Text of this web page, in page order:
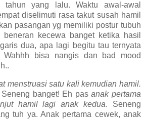
yang lalu. Waktu awal-awal
diselimuti rasa takut susah hamil
pasangan yg memiliki postur tubuh
kecewa banget ketika hasil
dua, apa lagi begitu tau ternyata
Wahhh bisa nangis dan bad mood
menstruasi satu kali kemudian hamil.
Seneng banget! Eh pasanak pertama
hamil lagi anak kedua. Seneng
tuh ya. Anak pertama cewek, anak